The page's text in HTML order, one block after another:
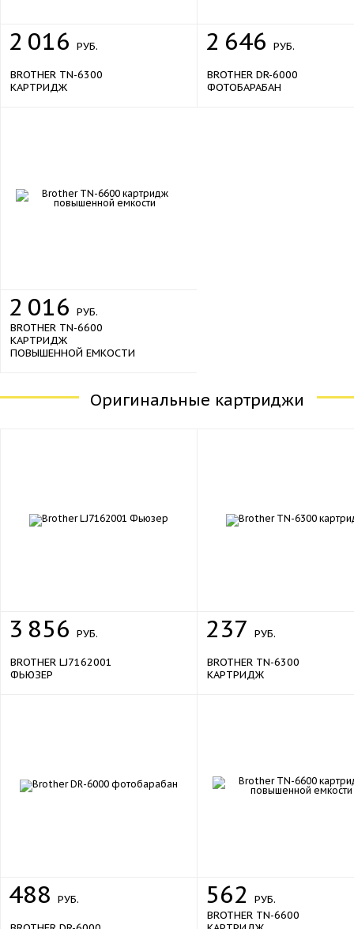
2 016 РУБ.
BROTHER TN-6300
КАРТРИДЖ
2 646 РУБ.
BROTHER DR-6000
ФОТОБАРАБАН
2 016 РУБ.
BROTHER TN-6600
КАРТРИДЖ
ПОВЫШЕННОЙ ЕМКОСТИ
Оригинальные картриджи
3 856 РУБ.
BROTHER LJ7162001
ФЬЮЗЕР
237 РУБ.
BROTHER TN-6300
КАРТРИДЖ
488 РУБ. 562
РУБ.
BROTHER TN-6600